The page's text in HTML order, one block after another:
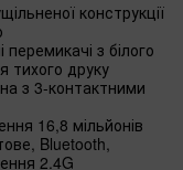
конструкції
з білого
тихого друку
з 3-контактними
16,8 мільйонів
Bluetooth,
2.4G